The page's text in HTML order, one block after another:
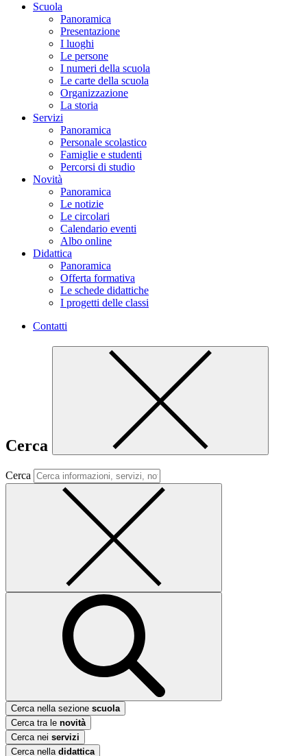
Scuola
Panoramica
Presentazione
I luoghi
Le persone
I numeri della scuola
Le carte della scuola
Organizzazione
La storia
Servizi
Panoramica
Personale scolastico
Famiglie e studenti
Percorsi di studio
Novità
Panoramica
Le notizie
Le circolari
Calendario eventi
Albo online
Didattica
Panoramica
Offerta formativa
Le schede didattiche
I progetti delle classi
Contatti
Cerca
Cerca
Cerca nella sezione scuola
Cerca tra le novità
Cerca nei servizi
Cerca nella didattica